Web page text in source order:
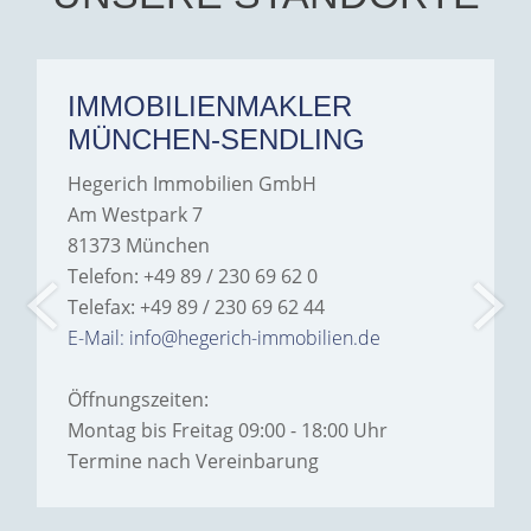
IMMOBILIENMAKLER
MÜNCHEN-SENDLING
Hegerich Immobilien GmbH
Am Westpark 7
81373 München
Telefon: +49 89 / 230 69 62 0
Telefax: +49 89 / 230 69 62 44
E-Mail: info@hegerich-immobilien.de
Öffnungszeiten:
Montag bis Freitag 09:00 - 18:00 Uhr
Termine nach Vereinbarung